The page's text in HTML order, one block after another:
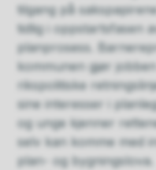
tilgang på
tidlig i oppstartsfasen
planprosess.
kommunen gjør
rikspolitiske
sine interesser i
og unge kjenner
selv kan komme med
plan- og bygningslova.